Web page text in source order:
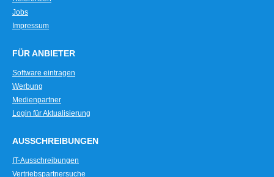
Jobs
Impressum
FÜR ANBIETER
Software eintragen
Werbung
Medienpartner
Login für Aktualisierung
AUSSCHREIBUNGEN
IT-Ausschreibungen
Vertriebspartnersuche